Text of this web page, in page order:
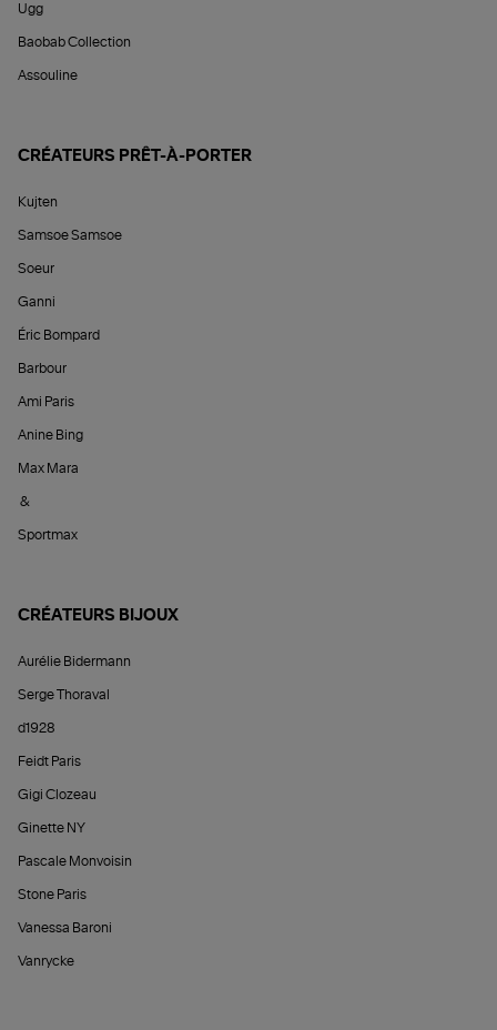
Ugg
Baobab Collection
Assouline
CRÉATEURS PRÊT-À-PORTER
Kujten
Samsoe Samsoe
Soeur
Ganni
Éric Bompard
Barbour
Ami Paris
Anine Bing
Max Mara
&
Sportmax
CRÉATEURS BIJOUX
Aurélie Bidermann
Serge Thoraval
d1928
Feidt Paris
Gigi Clozeau
Ginette NY
Pascale Monvoisin
Stone Paris
Vanessa Baroni
Vanrycke